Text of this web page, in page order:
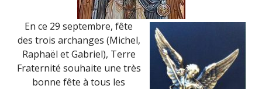
En ce 29 septembre, fête
des trois archanges (Michel,
Raphaël et Gabriel), Terre
Fraternité souhaite une très
bonne fête à tous les